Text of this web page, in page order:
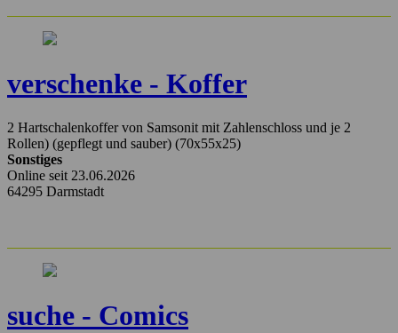
verschenke - Koffer
2 Hartschalenkoffer von Samsonit mit Zahlenschloss und je 2
Rollen) (gepflegt und sauber) (70x55x25)
Sonstiges
Online seit 23.06.2026
64295 Darmstadt
suche - Comics